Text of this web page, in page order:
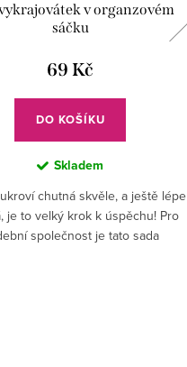
v organzovém
sáčku
69 Kč
DO KOŠÍKU
Skladem
chutná skvěle, a ještě lépe
je to velký krok k úspěchu! Pro
společnost je tato sada